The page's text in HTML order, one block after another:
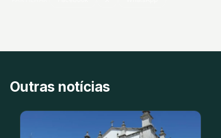
Outras notícias